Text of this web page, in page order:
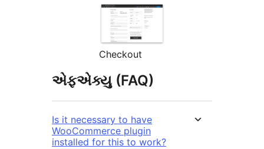
Checkout
એફએક્યુ (FAQ)
Is it necessary to have
WooCommerce plugin
installed for this to work?